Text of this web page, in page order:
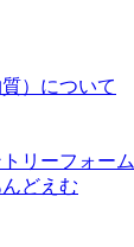
）について
リーフォーム
どえむ